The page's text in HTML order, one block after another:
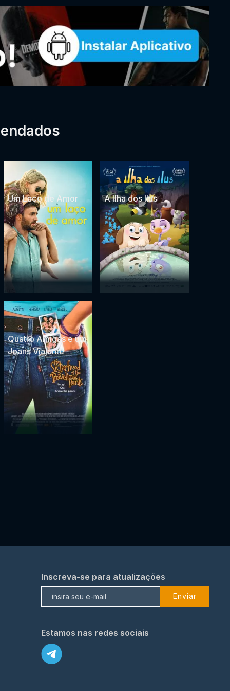
Um Laço de Amor A Ilha dos Ilús
Quatro Amigas e um
Jeans Viajante
Inscreva-se para atualizações
Enviar
Estamos nas redes sociais